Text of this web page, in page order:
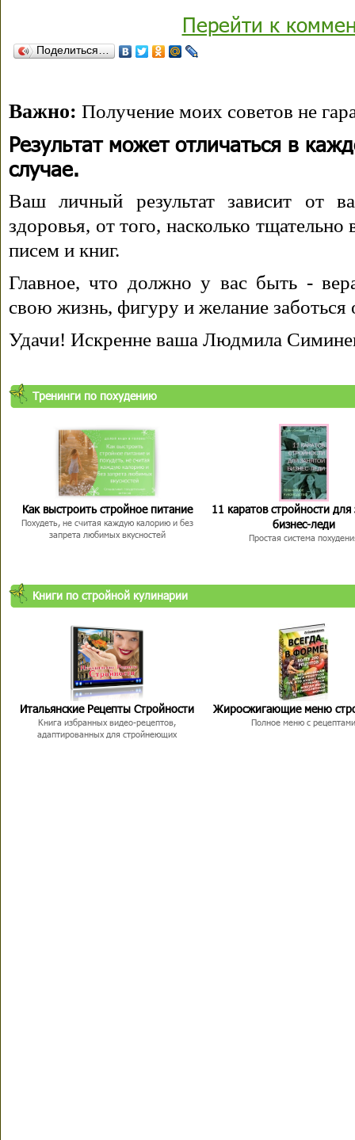
Перейти к
Поделиться…
Важно: Получение моих советов не
Результат может отличаться в
случае.
Ваш личный результат зависит от
здоровья, от того, насколько
писем и книг.
Главное, что должно у вас быть -
свою жизнь, фигуру и желание заботься
Удачи! Искренне ваша Людмила
Тренинги по похудению
Как выстроить стройное питание
Похудеть, не считая каждую калорию и без
запрета любимых вкусностей
11 каратов стройности для
бизнес-леди
Простая система
Книги по стройной кулинарии
Итальянские Рецепты Стройности
Книга избранных видео-рецептов,
адаптированных для стройнеющих
Жиросжигающие меню
Полное меню с рецептами